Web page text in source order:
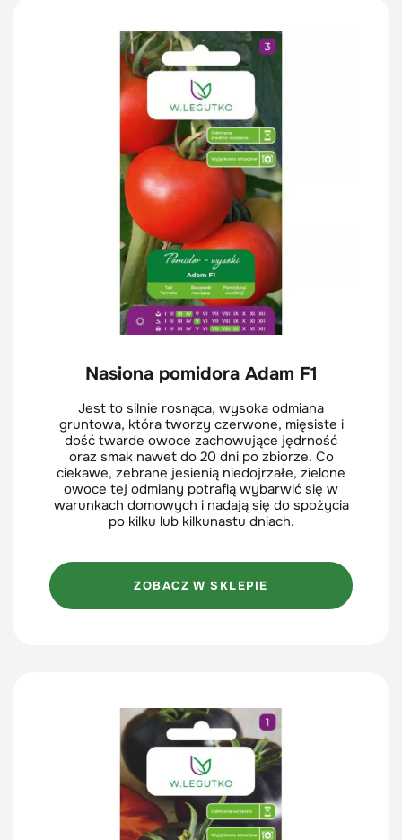
Nasiona pomidora Adam F1
Jest to silnie rosnąca, wysoka odmiana
gruntowa, która tworzy czerwone, mięsiste i
dość twarde owoce zachowujące jędrność
oraz smak nawet do 20 dni po zbiorze. Co
ciekawe, zebrane jesienią niedojrzałe, zielone
owoce tej odmiany potrafią wybarwić się w
warunkach domowych i nadają się do spożycia
po kilku lub kilkunastu dniach.
ZOBACZ W SKLEPIE